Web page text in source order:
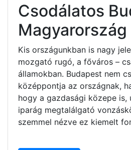
Csodálatos
Kis országunkban is nagy
mozgató rugó, a főváros –
államokban. Budapest nem
középpontja az országnak,
hogy a gazdasági közepe is,
iparág megtalálgató
szemmel nézve ez kiemelt